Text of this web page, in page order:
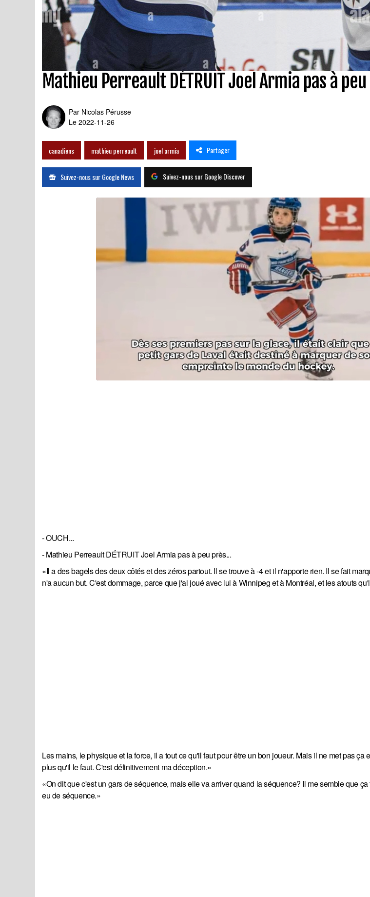
Mathieu Perreault DÉTRUIT Joel Armia pas à
Par Nicolas Pérusse
Le 2022-11-26
canadiens mathieu perreault joel armia Partager
Suivez-nous sur Google News Suivez-nous sur Google Discover
- OUCH...
- Mathieu Perreault DÉTRUIT Joel Armia pas à peu près...
«Il a des bagels des deux côtés et des zéros partout. Il se trouve à -4 et il n'apporte rien. Il se fait
n'a aucun but. C'est dommage, parce que j'ai joué avec lui à Winnipeg et à Montréal, et les atouts
Les mains, le physique et la force, il a tout ce qu'il faut pour être un bon joueur. Mais il ne met pas ça
plus qu'il le faut. C'est définitivement ma déception.»
«On dit que c'est un gars de séquence, mais elle va arriver quand la séquence? Il me semble que
eu de séquence.»